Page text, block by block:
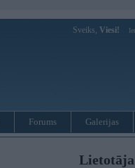
Sveiks, Viesi!
Forums Galerijas